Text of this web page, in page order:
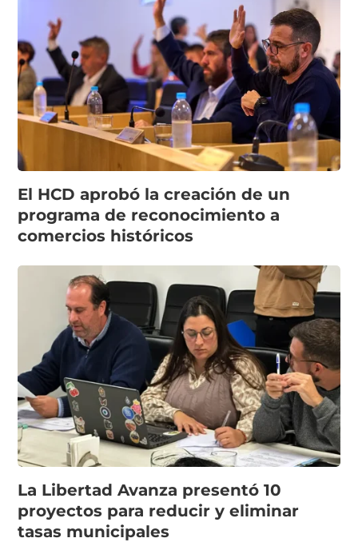
El HCD aprobó la creación de un
programa de reconocimiento a
comercios históricos
La Libertad Avanza presentó 10
proyectos para reducir y eliminar
tasas municipales